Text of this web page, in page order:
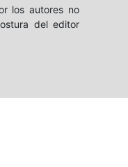
los autores no
del editor